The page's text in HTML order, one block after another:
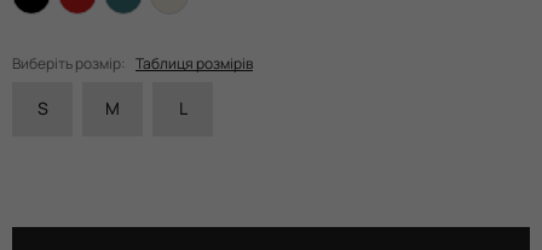
Виберіть розмір: Таблиця розмірів
S M L